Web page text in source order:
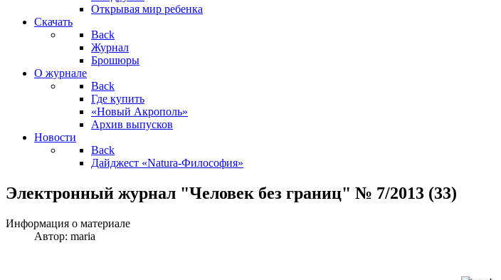
Открывая мир ребенка
Скачать
Back
Журнал
Брошюры
О журнале
Back
Где купить
«Новый Акрополь»
Архив выпусков
Новости
Back
Дайджест «Natura-Философия»
Электронный журнал "Человек без границ" № 7/2013 (33)
Информация о материале
Автор: maria